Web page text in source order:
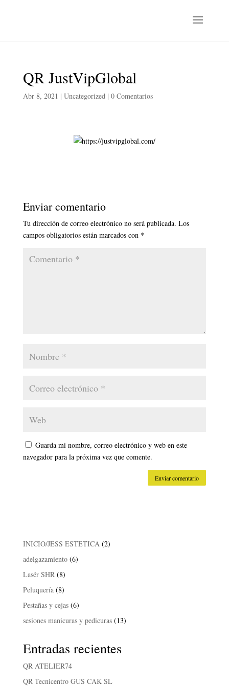
QR JustVipGlobal
Abr 8, 2021 | Uncategorized| 0 Comentarios
Enviar comentario
Tu dirección de correo electrónico no será publicada. Los
campos obligatorios están marcados con *
Guarda mi nombre, correo electrónico y web en este
navegador para la próxima vez que comente.
INICIO/JESS ESTETICA 22
adelgazamiento 66
Lasér SHR 88
productos
Peluquería 88
productos
Pestañas y cejas 66
productos
sesiones manicuras y pedicuras 1313
Entradas recientes
QR ATELIER74
QR Tecnicentro GUS CAK SL